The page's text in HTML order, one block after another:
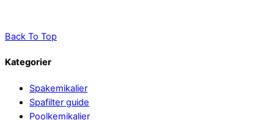
Back To Top
Kategorier
Spakemikalier
Spafilter guide
Poolkemikalier